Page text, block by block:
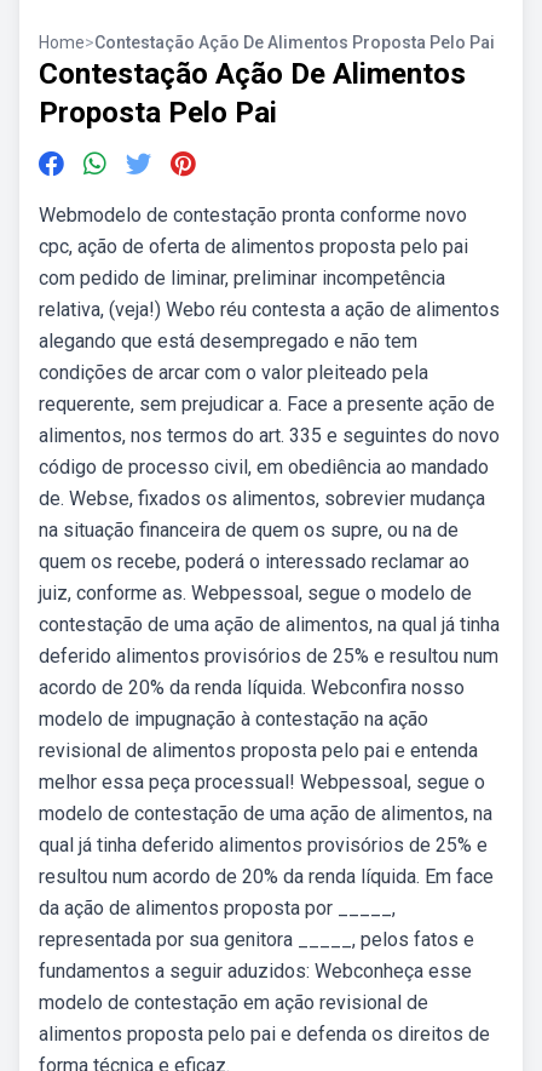
Home>Contestação Ação De Alimentos Proposta Pelo Pai
Contestação Ação De Alimentos
Proposta Pelo Pai
Webmodelo de contestação pronta conforme novo
cpc, ação de oferta de alimentos proposta pelo pai
com pedido de liminar, preliminar incompetência
relativa, (veja!) Webo réu contesta a ação de alimentos
alegando que está desempregado e não tem
condições de arcar com o valor pleiteado pela
requerente, sem prejudicar a. Face a presente ação de
alimentos, nos termos do art. 335 e seguintes do novo
código de processo civil, em obediência ao mandado
de. Webse, fixados os alimentos, sobrevier mudança
na situação financeira de quem os supre, ou na de
quem os recebe, poderá o interessado reclamar ao
juiz, conforme as. Webpessoal, segue o modelo de
contestação de uma ação de alimentos, na qual já tinha
deferido alimentos provisórios de 25% e resultou num
acordo de 20% da renda líquida. Webconfira nosso
modelo de impugnação à contestação na ação
revisional de alimentos proposta pelo pai e entenda
melhor essa peça processual! Webpessoal, segue o
modelo de contestação de uma ação de alimentos, na
qual já tinha deferido alimentos provisórios de 25% e
resultou num acordo de 20% da renda líquida. Em face
da ação de alimentos proposta por _____,
representada por sua genitora _____, pelos fatos e
fundamentos a seguir aduzidos: Webconheça esse
modelo de contestação em ação revisional de
alimentos proposta pelo pai e defenda os direitos de
forma técnica e eficaz.